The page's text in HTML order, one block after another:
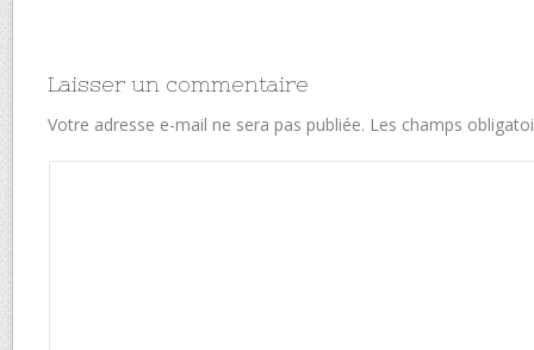
Laisser un commentaire
Votre adresse e-mail ne sera pas publiée. Les champs